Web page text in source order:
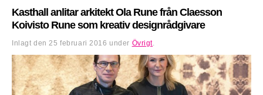
Kasthall anlitar arkitekt Ola Rune från Claesson
Koivisto Rune som kreativ designrådgivare
Inlagt den 25 februari 2016 under Övrigt